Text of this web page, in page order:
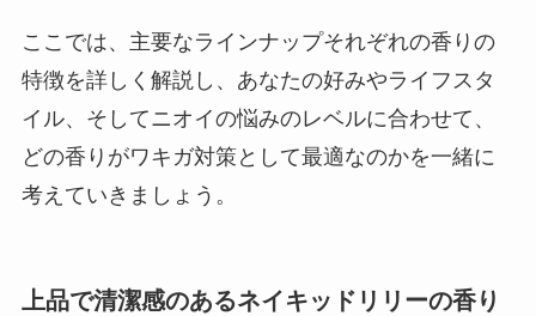
ここでは、主要なラインナップそれぞれの香りの
特徴を詳しく解説し、あなたの好みやライフスタ
イル、そしてニオイの悩みのレベルに合わせて、
どの香りがワキガ対策として最適なのかを一緒に
考えていきましょう。
上品で清潔感のあるネイキッドリリーの香り